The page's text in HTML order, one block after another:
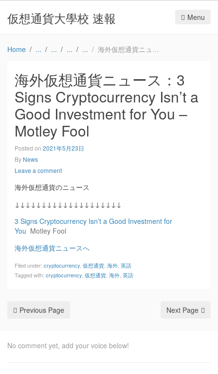
仮想通貨大學校 速報 Menu
Home 海外仮想通貨ニュース：3 Signs Cryptocurrency Isn’t a Good Investment for You – Motley Fool
海外仮想通貨ニュース：3
Signs Cryptocurrency Isn’t a
Good Investment for You –
Motley Fool
Posted on 2021年5月23日
By News
Leave a comment
海外仮想通貨のニュース
↓↓↓↓↓↓↓↓↓↓↓↓↓↓↓↓↓↓↓↓
3 Signs Cryptocurrency Isn’t a Good Investment for
You Motley Fool
海外仮想通貨ニュースへ
Filed under: cryptocurrency 仮想通貨 海外 英語
Tagged with: cryptocurrency 仮想通貨 海外 英語
Previous Page Next Page
No comment yet, add your voice below!